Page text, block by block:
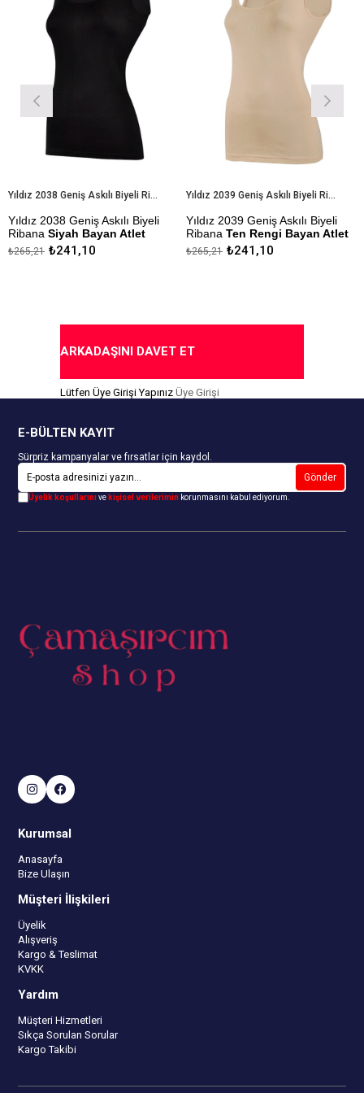
Yıldız 2038 Geniş Askılı Biyeli Ribana Siyah Bayan Atlet
2038 Geniş Askılı Biyeli
Siyah Bayan Atlet
Sanfor Testi
₺241,10
Yıldız 2039 Geniş Askılı Biyeli Ribana Ten Rengi Bayan Atlet
Yıldız 2039 Geniş Askılı Biyeli
RibanaTen Rengi Bayan Atlet
Çekmezlik Sanfor Testi
₺241,10
₺265,21
Yıldız
Body
ARKADAŞINI DAVET ET
Lütfen Üye Girişi Yapınız Üye Girişi
E-BÜLTEN KAYIT
Sürpriz kampanyalar ve fırsatlar için kaydol.
Gönder
Üyelik koşullarınıve kişisel verilerimin korunmasını kabul ediyorum.
Kurumsal
Anasayfa
Bize Ulaşın
Müşteri İlişkileri
Üyelik
Alışveriş
Kargo & Teslimat
KVKK
Yardım
Müşteri Hizmetleri
Sıkça Sorulan Sorular
Kargo Takibi